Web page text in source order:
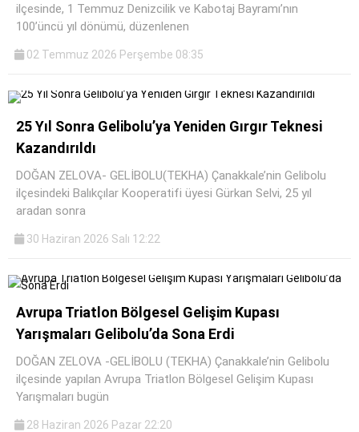
ilçesinde, 1 Temmuz Denizcilik ve Kabotaj Bayramı’nın
100’üncü yıl dönümü, düzenlenen
02 Temmuz 2026 Perşembe 08:35
25 Yıl Sonra Gelibolu’ya Yeniden Gırgır Teknesi
Kazandırıldı
DOĞAN ZELOVA- GELİBOLU(TEKHA) Çanakkale’nin Gelibolu
ilçesindeki Balıkçılar Kooperatifi üyesi Gürkan Selvi, 25 yıl
aradan sonra
30 Haziran 2026 Salı 12:22
Avrupa Triatlon Bölgesel Gelişim Kupası
Yarışmaları Gelibolu’da Sona Erdi
DOĞAN ZELOVA -GELİBOLU (TEKHA) Çanakkale’nin Gelibolu
ilçesinde yapılan Avrupa Triatlon Bölgesel Gelişim Kupası
Yarışmaları bugün
28 Haziran 2026 Pazar 22:20